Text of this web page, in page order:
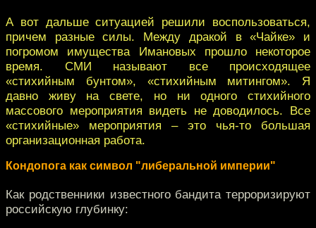
А вот дальше ситуацией решили воспользоваться,
причем разные силы. Между дракой в «Чайке» и
погромом имущества Имановых прошло некоторое
время. СМИ называют все происходящее
«стихийным бунтом», «стихийным митингом». Я
давно живу на свете, но ни одного стихийного
массового мероприятия видеть не доводилось. Все
«стихийные» мероприятия – это чья-то большая
организационная работа.
Кондопога как символ "либеральной империи"
Как родственники известного бандита терроризируют
российскую глубинку: